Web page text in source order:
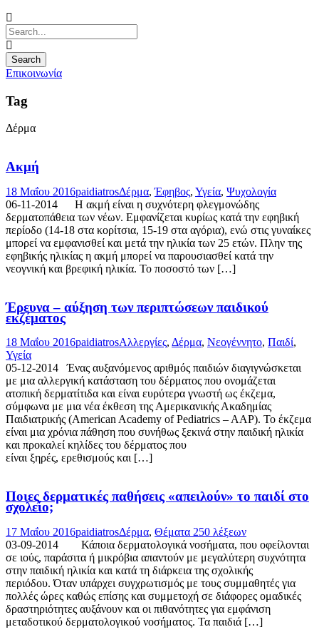
Επικοινωνία
Tag
Δέρμα
Ακμή
18 Μαΐου 2016paidiatrosΔέρμα, Έφηβος, Υγεία, Ψυχολογία
06-11-2014 Η ακμή είναι η συχνότερη φλεγμονώδης
δερματοπάθεια των νέων. Εμφανίζεται κυρίως κατά την εφηβική
περίοδο (14-18 στα κορίτσια, 15-19 στα αγόρια), ενώ στις γυναίκες
μπορεί να εμφανισθεί και μετά την ηλικία των 25 ετών. Πλην της
εφηβικής ηλικίας η ακμή μπορεί να παρουσιασθεί κατά την
νεογνική και βρεφική ηλικία. Το ποσοστό των […]
Έρευνα – αύξηση των περιπτώσεων παιδικού
εκζέματος
18 Μαΐου 2016paidiatrosΑλλεργίες, Δέρμα, Νεογέννητο, Παιδί,
Υγεία
05-12-2014 Ένας αυξανόμενος αριθμός παιδιών διαγιγνώσκεται
με μια αλλεργική κατάσταση του δέρματος που ονομάζεται
ατοπική δερματίτιδα και είναι ευρύτερα γνωστή ως έκζεμα,
σύμφωνα με μια νέα έκθεση της Αμερικανικής Ακαδημίας
Παιδιατρικής (American Academy of Pediatrics – AAP). Το έκζεμα
είναι μια χρόνια πάθηση που συνήθως ξεκινά στην παιδική ηλικία
και προκαλεί κηλίδες του δέρματος που
είναι ξηρές, ερεθισμούς και […]
Ποιες δερματικές παθήσεις «απειλούν» το παιδί στο
σχολείο;
17 Μαΐου 2016paidiatrosΔέρμα, Θέματα 250 λέξεων
03-09-2014 Κάποια δερματολογικά νοσήματα, που οφείλονται
σε ιούς, παράσιτα ή μικρόβια απαντούν με μεγαλύτερη συχνότητα
στην παιδική ηλικία και κατά τη διάρκεια της σχολικής
περιόδου. Όταν υπάρχει συγχρωτισμός με τους συμμαθητές για
πολλές ώρες καθώς επίσης και συμμετοχή σε διάφορες ομαδικές
δραστηριότητες αυξάνουν και οι πιθανότητες για εμφάνιση
μεταδοτικού δερματολογικού νοσήματος. Τα παιδιά […]